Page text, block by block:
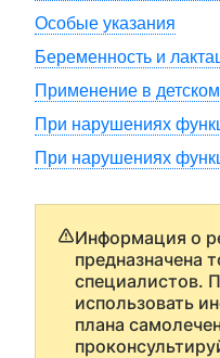
Особые указания
Беременность и
Применение в
При нарушениях
При нарушениях
Информация о
предназначена
специалистов.
использовать
плана